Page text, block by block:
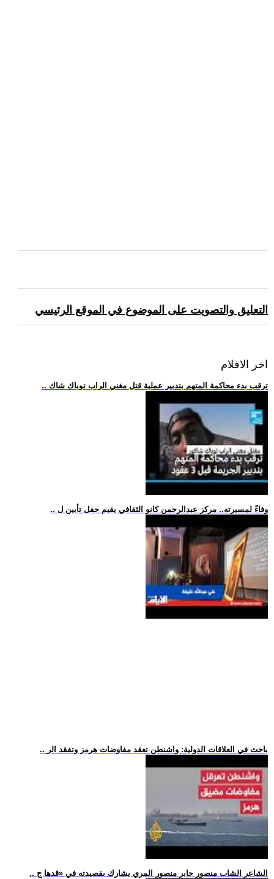
التعليق والتصويت على الموضوع في الموقع الرئيسي
اخر الافلام
.. ترقب بدء محاكمة المتهم بتدبير عملية قتل مغني الراب توباك شاك
.. وفاءً لمسيرته.. مركز عبدالرحمن كانو الثقافي يقيم حفل تأبين ل
.. باحث في العلاقات الدولية: واشنطن تعقد مفاوضات هرمز وتفقد الر
.. الشاعر الشاب منصور جابر منصور المري يشارك بقصيدته في «قدها ج